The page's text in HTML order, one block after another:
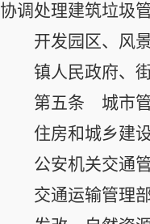
协调处理建筑垃圾
开发园区、风
镇人民政府、
第五条 城市管
住房和城乡建
公安机关交通
交通运输管理